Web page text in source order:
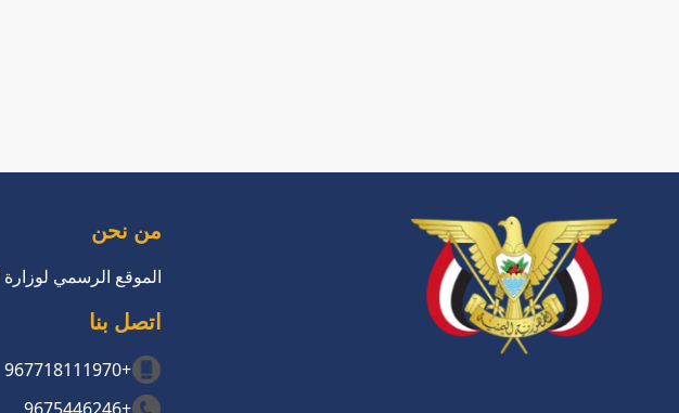
من نحن
الموقع الرسمي لوزارة
اتصل بنا
+967718111970